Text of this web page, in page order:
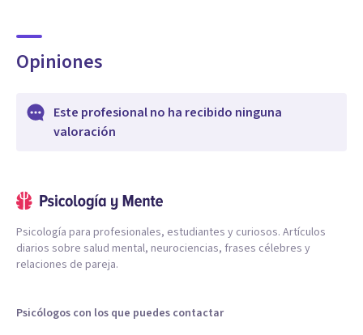
Opiniones
Este profesional no ha recibido ninguna
valoración
Psicología para profesionales, estudiantes y curiosos. Artículos
diarios sobre salud mental, neurociencias, frases célebres y
relaciones de pareja.
Psicólogos con los que puedes contactar